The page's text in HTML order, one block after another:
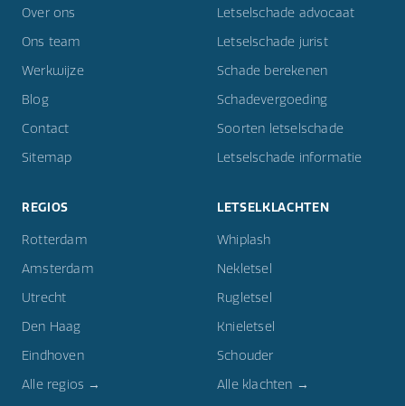
Over ons
Ons team
Werkwijze
Blog
Contact
Sitemap
Letselschade advocaat
Letselschade jurist
Schade berekenen
Schadevergoeding
Soorten letselschade
Letselschade informatie
REGIOS
Rotterdam
Amsterdam
Utrecht
Den Haag
Eindhoven
Alle regios →
LETSELKLACHTEN
Whiplash
Nekletsel
Rugletsel
Knieletsel
Schouder
Alle klachten →